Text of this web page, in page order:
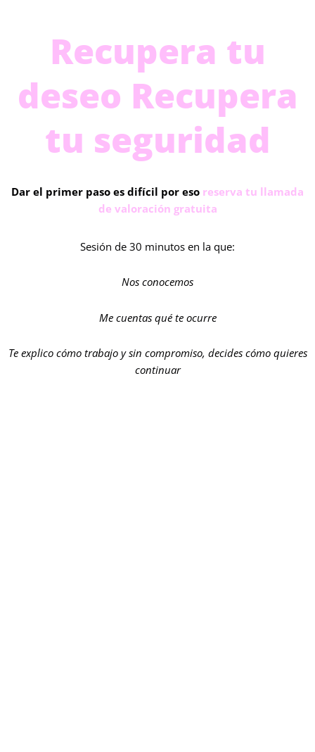
Recupera tu
deseo Recupera
tu seguridad
Dar el primer paso es difícil por eso reserva tu llamada
de valoración gratuita
Sesión de 30 minutos en la que:
Nos conocemos
Me cuentas qué te ocurre
Te explico cómo trabajo y sin compromiso, decides cómo quieres
continuar